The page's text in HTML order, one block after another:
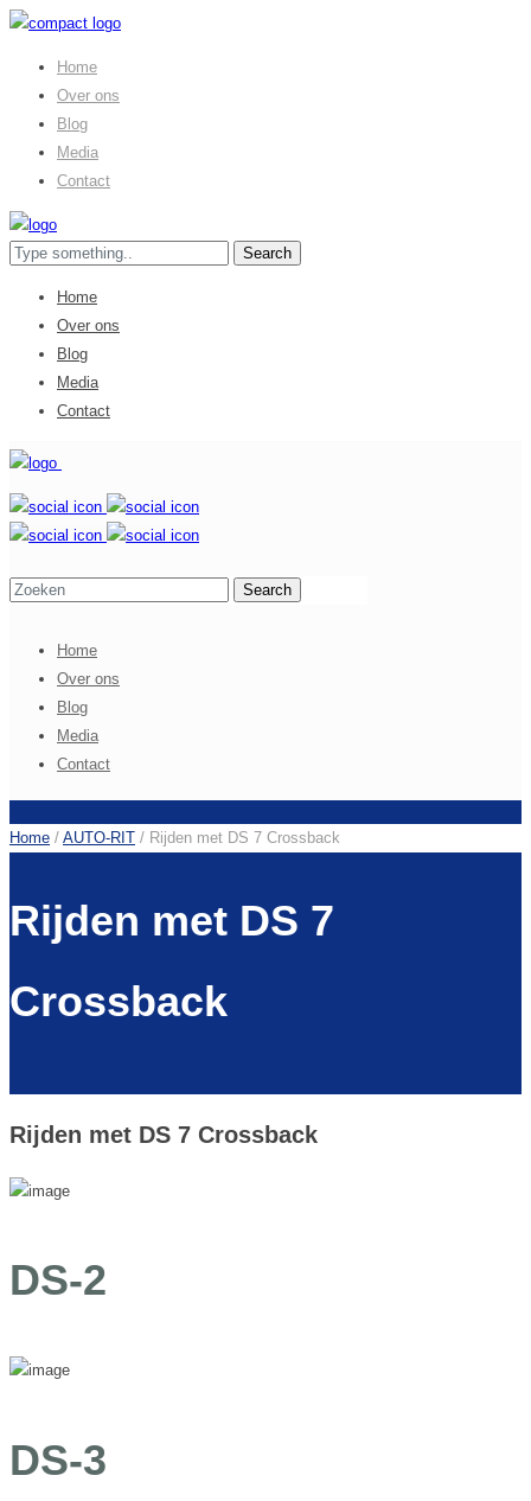
Home
Over ons
Blog
Media
Contact
Home
Over ons
Blog
Media
Contact
Home
Over ons
Blog
Media
Contact
Home / AUTO-RIT / Rijden met DS 7 Crossback
Rijden met DS 7
Crossback
Rijden met DS 7 Crossback
DS-2
DS-3